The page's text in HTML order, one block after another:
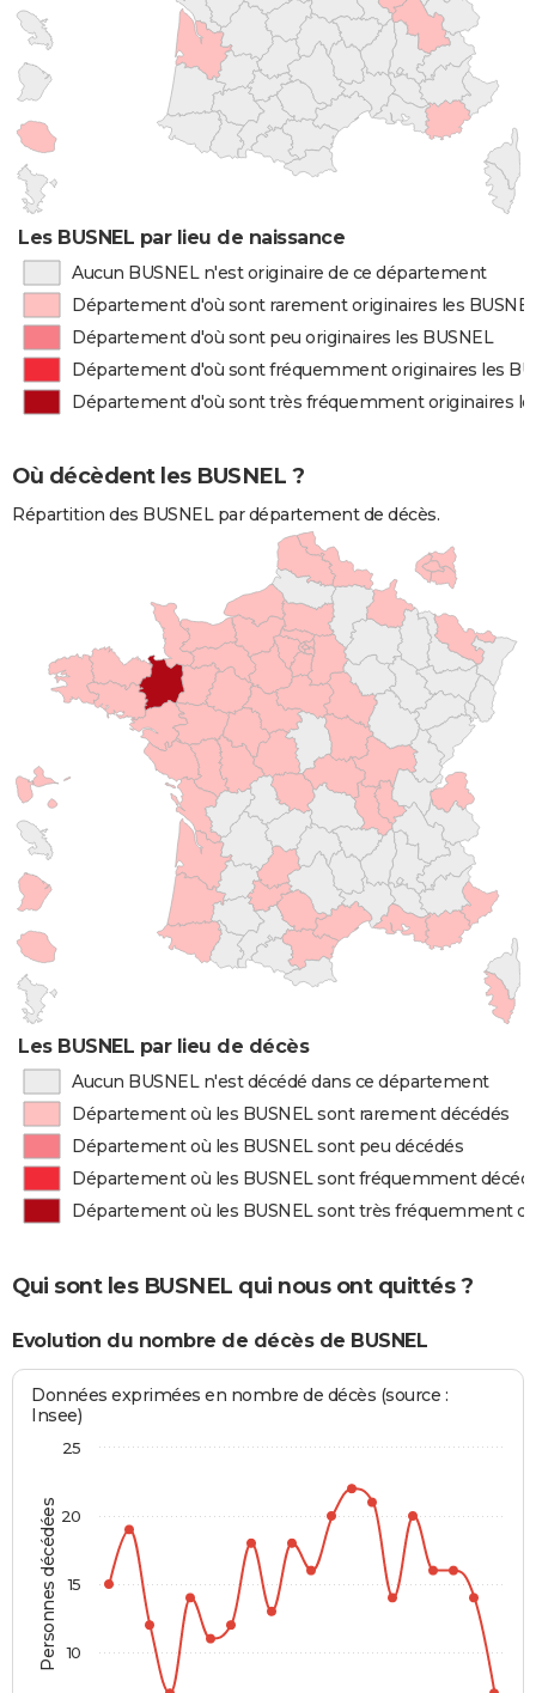
Les BUSNEL par lieu de naissance
Aucun BUSNEL n'est originaire de ce département
Département d'où sont rarement originaires les
Département d'où sont peu originaires les BUSNEL
Département d'où sont fréquemment originaires les
Département d'où sont très fréquemment originaires
Où décèdent les BUSNEL ?
Répartition des BUSNEL par département de décès.
Les BUSNEL par lieu de décès
Aucun BUSNEL n'est décédé dans ce département
Département où les BUSNEL sont rarement décédés
Département où les BUSNEL sont peu décédés
Département où les BUSNEL sont fréquemment
Département où les BUSNEL sont très fréquemment
Qui sont les BUSNEL qui nous ont quittés ?
Evolution du nombre de décès de BUSNEL
Personnes décédées
Données exprimées en nombre de décès (source :
Insee)
10
15
20
25